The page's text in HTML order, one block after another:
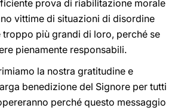
prova di riabilitazione morale
vittime di situazioni di disordine
più grandi di loro, perché se
pienamente responsabili.
la nostra gratitudine e
benedizione del Signore per tutti
perché questo messaggio